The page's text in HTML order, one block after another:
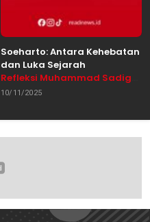
Soeharto: Antara Kehebatan
dan Luka Sejarah
Refleksi Muhammad Sadig
Alhabsyie, Akademisi UIN
Pemerhati Gerakan
10/11/2025